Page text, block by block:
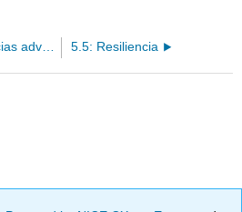
5.5: Resiliencia